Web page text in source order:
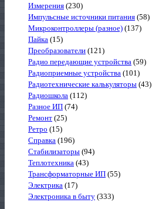
Измерения (230)
Импульсные источники питания (58)
Микроконтроллеры (разное) (137)
Пайка (15)
Преобразователи (121)
Радио передающие устройства (59)
Радиоприемные устройства (101)
Радиотехнические калькуляторы (43)
Радиошкола (112)
Разное ИП (74)
Ремонт (25)
Ретро (15)
Справка (196)
Стабилизаторы (94)
Теплотехника (43)
Трансформаторные ИП (55)
Электрика (17)
Электроника в быту (333)